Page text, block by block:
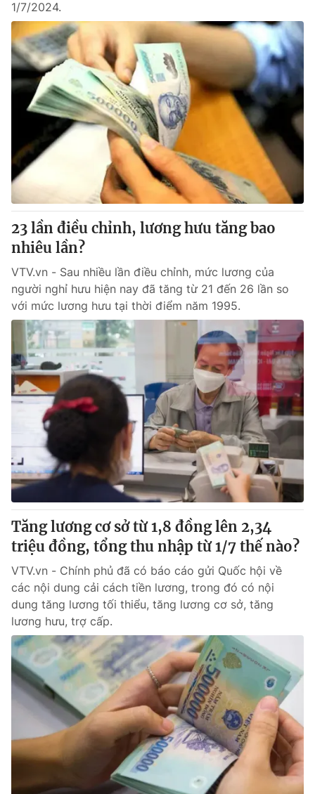
1/7/2024.
23 lần điều chỉnh, lương hưu tăng bao
nhiêu lần?
VTV.vn - Sau nhiều lần điều chỉnh, mức lương của
người nghỉ hưu hiện nay đã tăng từ 21 đến 26 lần so
với mức lương hưu tại thời điểm năm 1995.
Tăng lương cơ sở từ 1,8 đồng lên 2,34
triệu đồng, tổng thu nhập từ 1/7 thế nào?
VTV.vn - Chính phủ đã có báo cáo gửi Quốc hội về
các nội dung cải cách tiền lương, trong đó có nội
dung tăng lương tối thiểu, tăng lương cơ sở, tăng
lương hưu, trợ cấp.